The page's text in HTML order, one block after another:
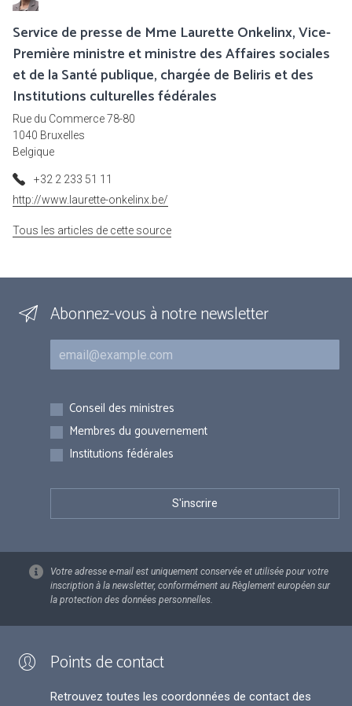
Service de presse de Mme Laurette Onkelinx, Vice-
Première ministre et ministre des Affaires sociales
et de la Santé publique, chargée de Beliris et des
Institutions culturelles fédérales
Rue du Commerce 78-80
1040 Bruxelles
Belgique
+32 2 233 51 11
http://www.laurette-onkelinx.be/
Tous les articles de cette source
Abonnez-vous à notre newsletter
Courriel
Inscriptions
Conseil des ministres
Membres du gouvernement
Institutions fédérales
Votre adresse e-mail est uniquement conservée et utilisée pour votre
inscription à la newsletter, conformément au Règlement européen sur
la protection des données personnelles.
Points de contact
Retrouvez toutes les coordonnées de contact des